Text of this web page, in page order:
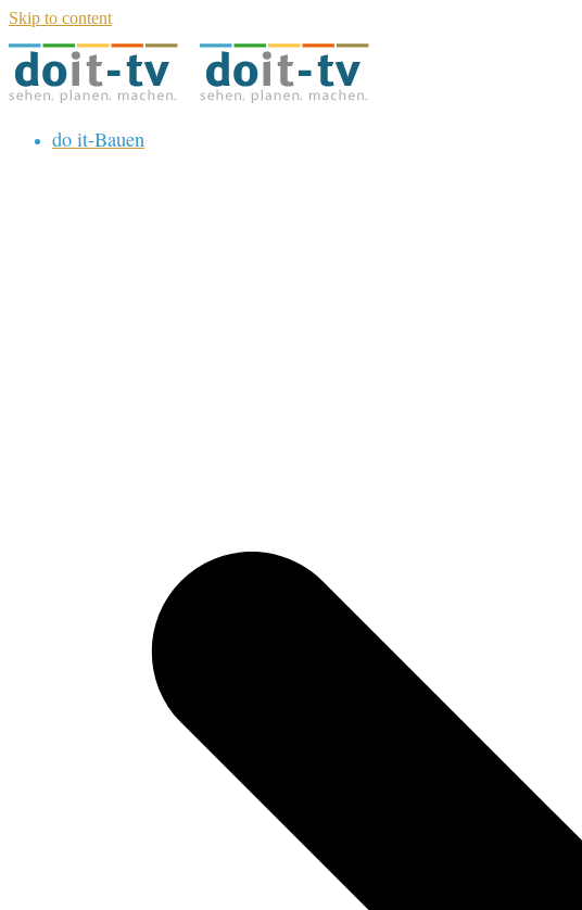
Skip to content
do it-Bauen